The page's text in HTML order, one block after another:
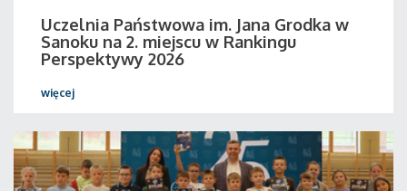
Uczelnia Państwowa im. Jana Grodka w
Sanoku na 2. miejscu w Rankingu
Perspektywy 2026
więcej